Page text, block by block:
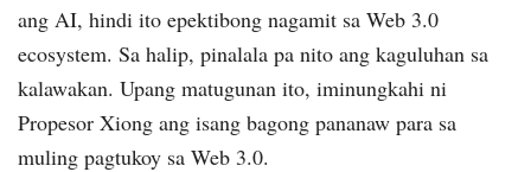
ang AI, hindi ito epektibong nagamit sa Web 3.0
ecosystem. Sa halip, pinalala pa nito ang kaguluhan sa
kalawakan. Upang matugunan ito, iminungkahi ni
Propesor Xiong ang isang bagong pananaw para sa
muling pagtukoy sa Web 3.0.